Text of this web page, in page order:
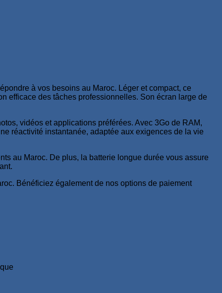
à vos besoins au Maroc. Léger et compact, ce
efficace des tâches professionnelles. Son écran large de
vidéos et applications préférées. Avec 3Go de RAM,
réactivité instantanée, adaptée aux exigences de la vie
au Maroc. De plus, la batterie longue durée vous assure
Bénéficiez également de nos options de paiement